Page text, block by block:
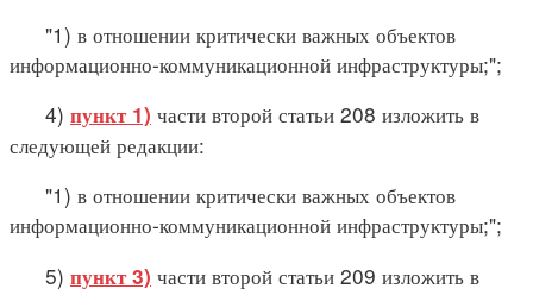
"1) в отношении критически важных объектов
информационно-коммуникационной инфраструктуры;";
4) пункт 1) части второй статьи 208 изложить в
следующей редакции:
"1) в отношении критически важных объектов
информационно-коммуникационной инфраструктуры;";
5) пункт 3) части второй статьи 209 изложить в